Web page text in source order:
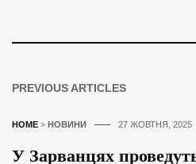
PREVIOUS ARTICLES
HOME > НОВИНИ 27 ЖОВТНЯ, 2025
У Зарванцях